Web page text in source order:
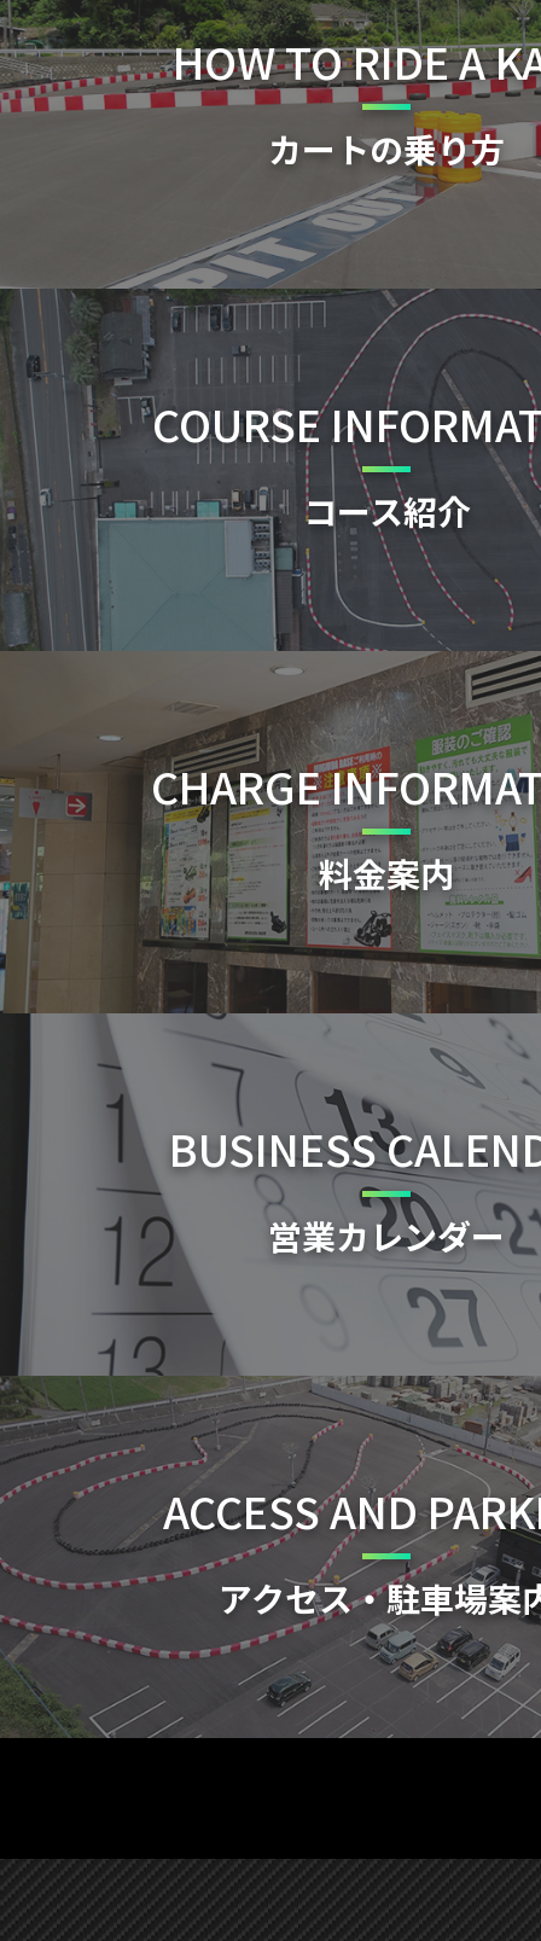
HOW TO RIDE A
カートの乗り方
COURSE
コース紹介
CHARGE
料金案内
BUSINESS
営業カレンダー
ACCESS AND
アクセス・駐車場案